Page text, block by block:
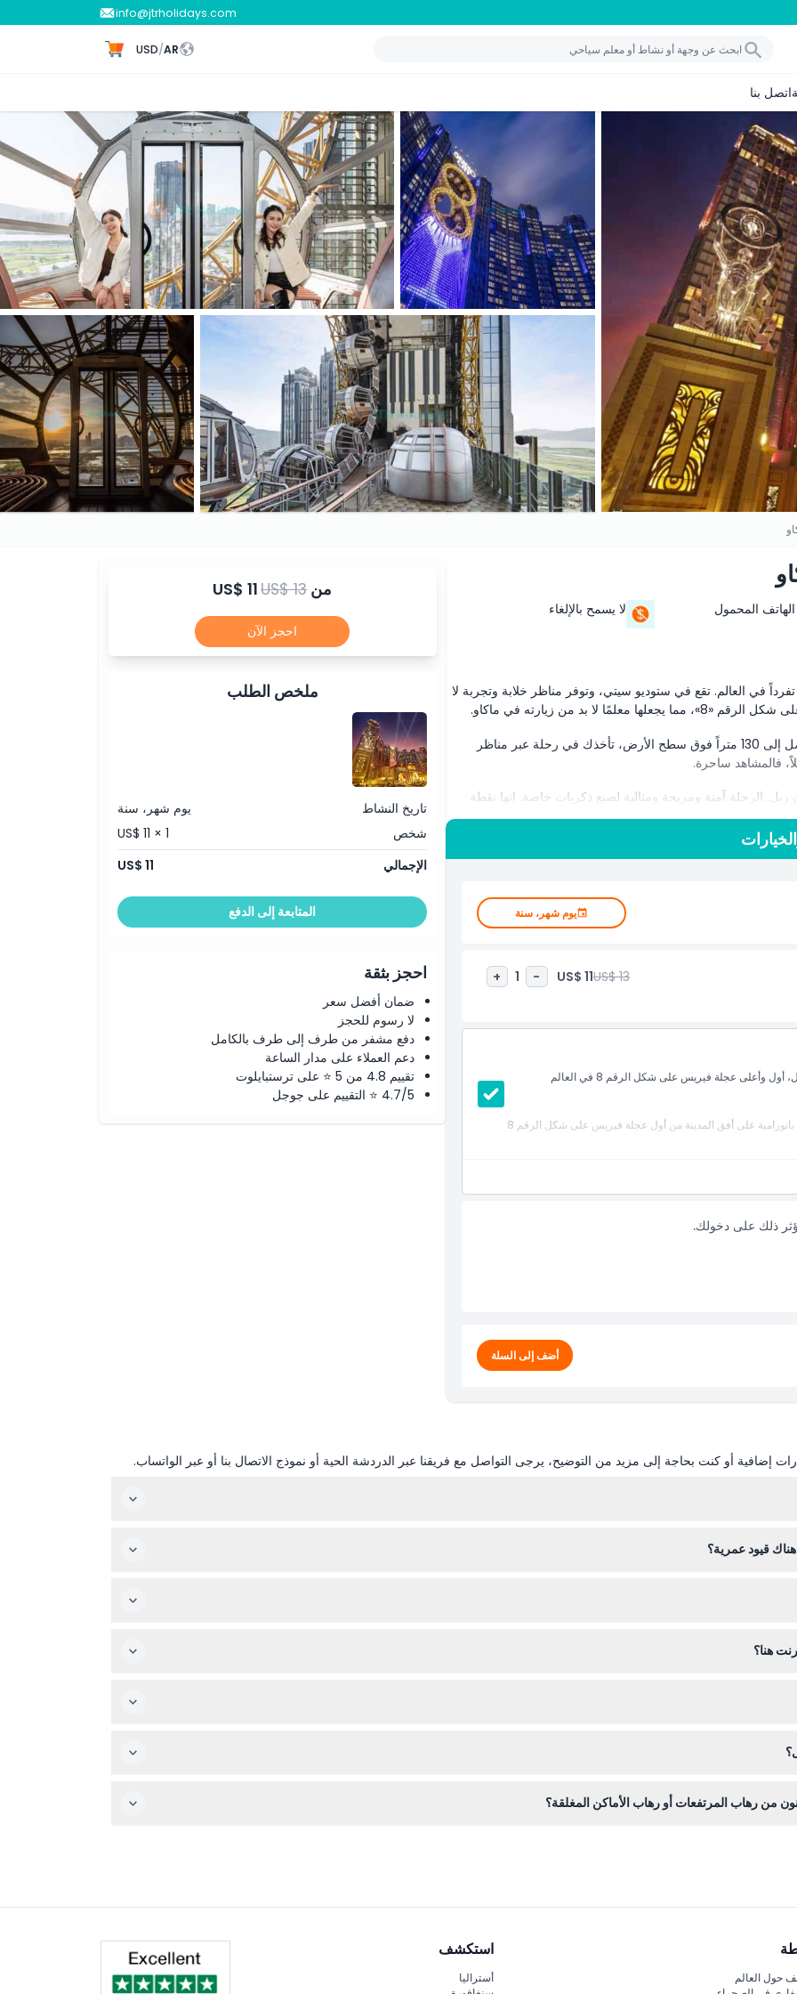
info@jtrholidays.com
AR
/
USD
اتصل بنا
المحمول لا يسمح بالإلغاء
في العالم. تقع في ستوديو سيتي، وتوفر مناظر خلابة وتجربة لا
لا بد من زيارته في ماكاو.
ليست عجلة جولدن ريل مجرد رحلة؛ إنها مغامرة. بارتفاع يصل إلى 130 متراً فوق سطح الأرض، تأخذك في رحلة عبر مناظر
فالمشاهد ساحرة.
ريل. الرحلة آمنة ومريحة ومثالية لصنع ذكريات خاصة. إنها نقطة
ضمن قائمتك. لا تفوت فرصة رؤية ماكاو من منظور جديد تماماً.
يوم شهر، سنة
US$ 13
US$ 11
-
1
+
استمتع بإطلالات بانورامية على أفق ماكاو أثناء ركوب غولدن ريل، أول وأعلى عجلة فيريس على شكل الرقم 8 في العالم
اركب العجلة الذهبية في ستوديو سيتي ماكاو واستمتع بإطلالات بانورامية على أفق المدينة من أول عجلة فيريس على شكل الرقم 8
ذلك على دخولك.
أضف إلى السلة
من US$ 11US$ 13
احجز الآن
ملخص الطلب
تاريخ النشاط
يوم شهر، سنة
شخص
US$ 11 × 1
الإجمالي
US$ 11
المتابعة إلى الدفع
احجز بثقة
ضمان أفضل سعر
لا رسوم للحجز
دفع مشفر من طرف إلى طرف بالكامل
دعم العملاء على مدار الساعة
تقييم 4.8 من 5 ⭐ على ترستبايلوت
4.7/5 ⭐ التقييم على جوجل
إضافية أو كنت بحاجة إلى مزيد من التوضيح، يرجى التواصل مع فريقنا عبر الدردشة الحية أو نموذج الاتصال بنا أو عبر الواتساب.
قيود عمرية؟
هنا؟
من رهاب المرتفعات أو رهاب الأماكن المغلقة؟
حول العالم
استكشف
أستراليا